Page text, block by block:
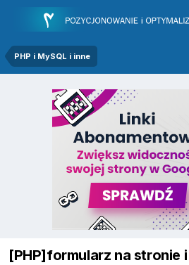
PHP i MySQL i inne
[PHP]formularz na stronie